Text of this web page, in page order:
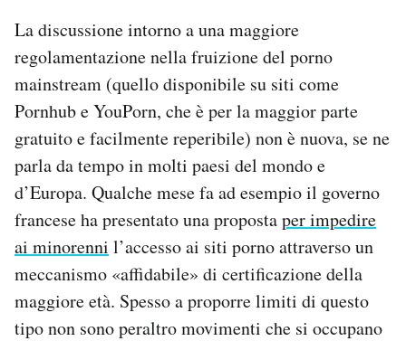
La discussione intorno a una maggiore
regolamentazione nella fruizione del porno
mainstream (quello disponibile su siti come
Pornhub e YouPorn, che è per la maggior parte
gratuito e facilmente reperibile) non è nuova, se ne
parla da tempo in molti paesi del mondo e
d’Europa. Qualche mese fa ad esempio il governo
francese ha presentato una propostaper impedire
ai minorenni l’accesso ai siti porno attraverso un
meccanismo «affidabile» di certificazione della
maggiore età. Spesso a proporre limiti di questo
tipo non sono peraltro movimenti che si occupano